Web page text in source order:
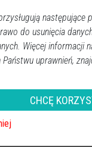
ambulans,karetka
do usunięcia
Więcej informacji
Państwu uprawnień,
CHCĘ